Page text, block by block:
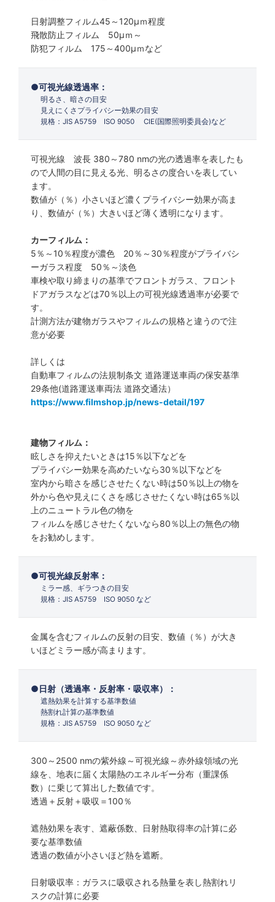
日射調整フィルム45～120µｍ程度
飛散防止フィルム 50µｍ～
防犯フィルム 175～400µｍなど
可視光線透過率：
明るさ、暗さの目安
見えにくさプライバシー効果の目安
規格：JIS A5759 ISO 9050 CIE(国際照明委員会)など
可視光線 波長 380～780 nmの光の透過率を表したも
ので人間の目に見える光、明るさの度合いを表してい
ます。
数値が（％）小さいほど濃くプライバシー効果が高ま
り、数値が（％）大きいほど薄く透明になります。
カーフィルム：
5％～10％程度が濃色 20％～30％程度がプライバシ
ーガラス程度 50％～淡色
車検や取り締まりの基準でフロントガラス、フロント
ドアガラスなどは70％以上の可視光線透過率が必要で
す。
計測方法が建物ガラスやフィルムの規格と違うので注
意が必要
詳しくは
自動車フィルムの法規制条文 道路運送車両の保安基準
29条他(道路運送車両法 道路交通法）
https://www.filmshop.jp/news-detail/197
建物フィルム：
眩しさを抑えたいときは15％以下などを
プライバシー効果を高めたいなら30％以下などを
室内から暗さを感じさせたくない時は50％以上の物を
外から色や見えにくさを感じさせたくない時は65％以
上のニュートラル色の物を
フィルムを感じさせたくないなら80％以上の無色の物
をお勧めします。
可視光線反射率：
ミラー感、ギラつきの目安
規格：JIS A5759 ISO 9050 など
金属を含むフィルムの反射の目安、数値（％）が大き
いほどミラー感が高まります。
日射（透過率・反射率・吸収率）：
遮熱効果を計算する基準数値
熱割れ計算の基準数値
規格：JIS A5759 ISO 9050 など
300～2500 nmの紫外線～可視光線～赤外線領域の光
線を、地表に届く太陽熱のエネルギー分布（重課係
数）に乗じて算出した数値です。
透過＋反射＋吸収＝100％
遮熱効果を表す、遮蔽係数、日射熱取得率の計算に必
要な基準数値
透過の数値が小さいほど熱を遮断。
日射吸収率：ガラスに吸収される熱量を表し熱割れリ
スクの計算に必要